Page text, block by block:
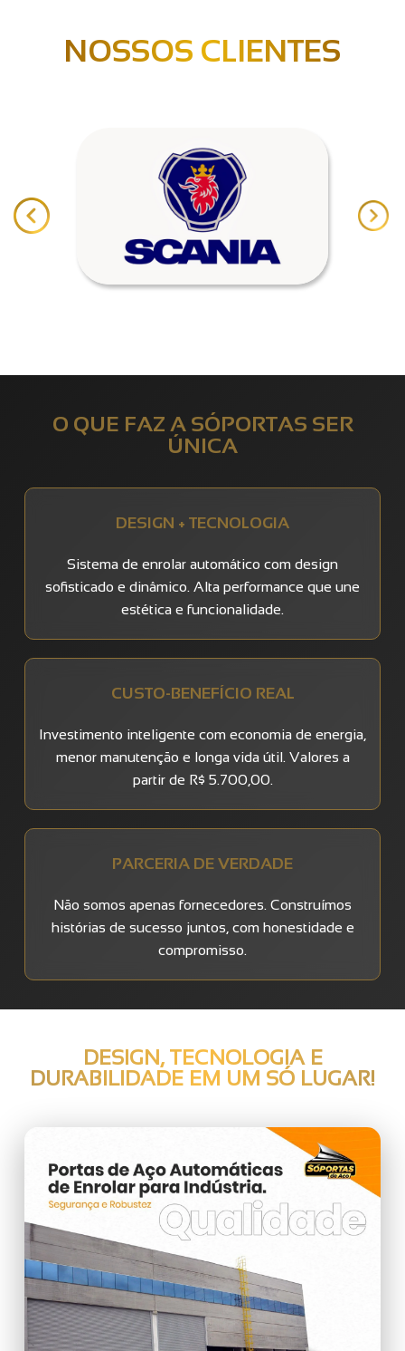
NOSSOS CLIENTES
O QUE FAZ A SÓPORTAS SER
ÚNICA
DESIGN + TECNOLOGIA
Sistema de enrolar automático com design
sofisticado e dinâmico. Alta performance que une
estética e funcionalidade.
CUSTO-BENEFÍCIO REAL
Investimento inteligente com economia de energia,
menor manutenção e longa vida útil. Valores a
partir de R$ 5.700,00.
PARCERIA DE VERDADE
Não somos apenas fornecedores. Construímos
histórias de sucesso juntos, com honestidade e
compromisso.
DESIGN, TECNOLOGIA E
DURABILIDADE EM UM SÓ LUGAR!